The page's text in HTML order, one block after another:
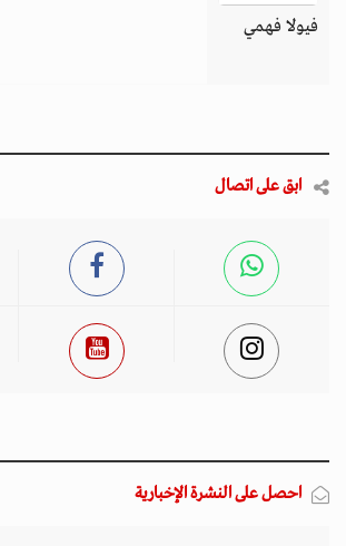
فيولا فهمي
ابق على اتصال
احصل على النشرة الإخبارية